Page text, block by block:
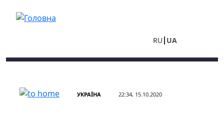
RU UA
УКРАЇНА 22:34, 15.10.2020